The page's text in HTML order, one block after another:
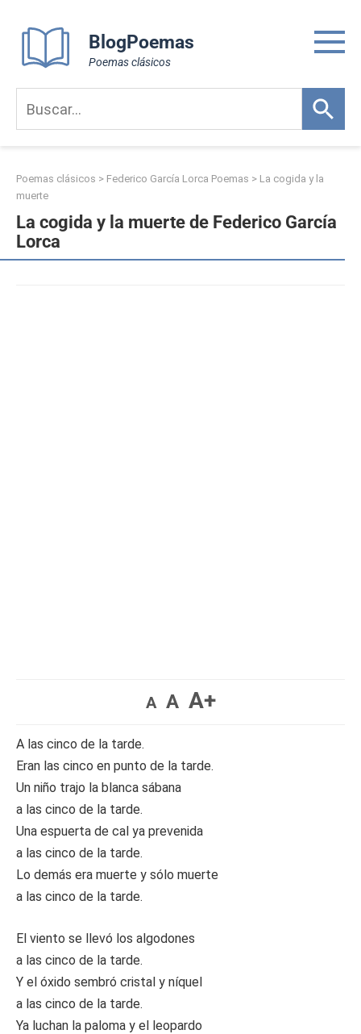
content
BlogPoemas
Poemas clásicos
Poemas clásicos > Federico García Lorca Poemas > La cogida y la
muerte
La cogida y la muerte de Federico García
Lorca
A A A+
A las cinco de la tarde.
Eran las cinco en punto de la tarde.
Un niño trajo la blanca sábana
a las cinco de la tarde.
Una espuerta de cal ya prevenida
a las cinco de la tarde.
Lo demás era muerte y sólo muerte
a las cinco de la tarde.
El viento se llevó los algodones
a las cinco de la tarde.
Y el óxido sembró cristal y níquel
a las cinco de la tarde.
Ya luchan la paloma y el leopardo